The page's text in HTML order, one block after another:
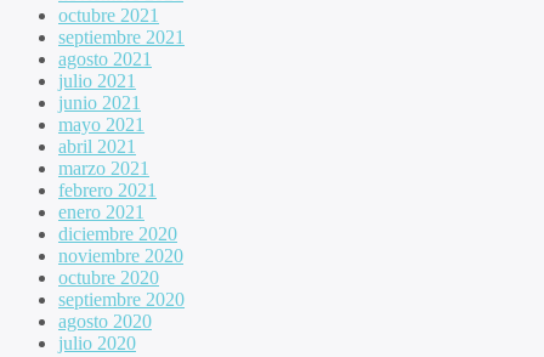
octubre 2021
septiembre 2021
agosto 2021
julio 2021
junio 2021
mayo 2021
abril 2021
marzo 2021
febrero 2021
enero 2021
diciembre 2020
noviembre 2020
octubre 2020
septiembre 2020
agosto 2020
julio 2020